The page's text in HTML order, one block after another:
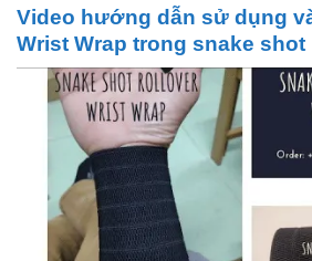
Video hướng dẫn sử dụng
Wrist Wrap trong snake shot